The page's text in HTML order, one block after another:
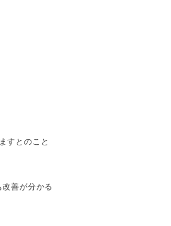
すとのこと
善が分かる